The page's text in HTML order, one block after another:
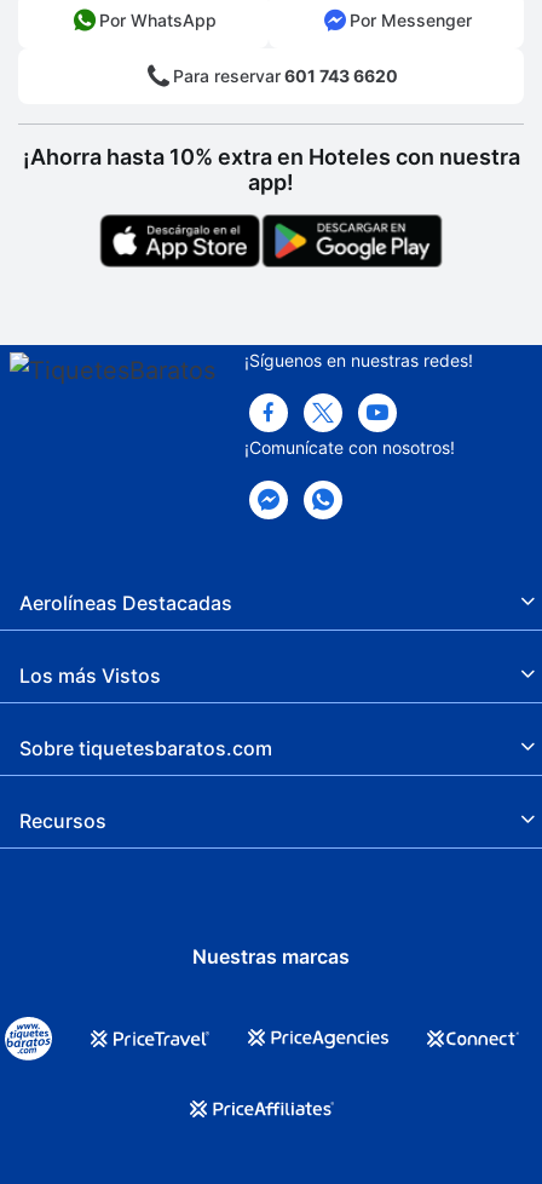
Por WhatsApp Por Messenger
Para reservar601 743 6620
¡Ahorra hasta 10% extra en Hoteles con nuestra
app!
¡Síguenos en nuestras redes!
¡Comunícate con nosotros!
Aerolíneas Destacadas
Los más Vistos
Sobre tiquetesbaratos.com
Recursos
Nuestras marcas